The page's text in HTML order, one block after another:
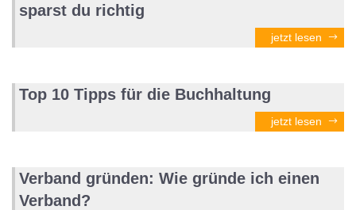
sparst du richtig
jetzt lesen
Top 10 Tipps für die Buchhaltung
jetzt lesen
Verband gründen: Wie gründe ich einen
Verband?